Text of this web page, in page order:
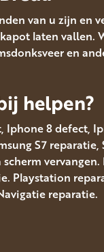
van u zijn en
laten
en
helpen?
8 defect,
S7
Playstation
reparatie.